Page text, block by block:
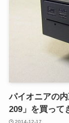
パイオニアの
209」を買って
2014-12-17